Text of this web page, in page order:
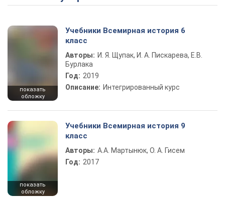
показать
обложку
Учебники Всемирная история 6
класс
Авторы: И. Я. Щупак, И. А. Пискарева, Е.В.
Бурлака
Год: 2019
Описание: Интегрированный курс
показать
обложку
Учебники Всемирная история 9
класс
Авторы: А.А. Мартынюк, О. А. Гисем
Год: 2017